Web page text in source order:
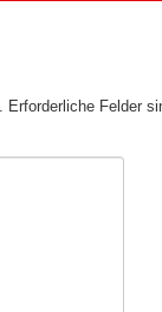
Erforderliche Felder